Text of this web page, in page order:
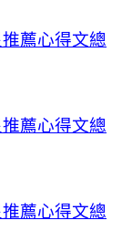
薦心得文總
薦心得文總
薦心得文總